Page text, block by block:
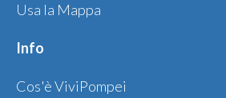
Usa la Mappa
Info
Cos'è ViviPompei